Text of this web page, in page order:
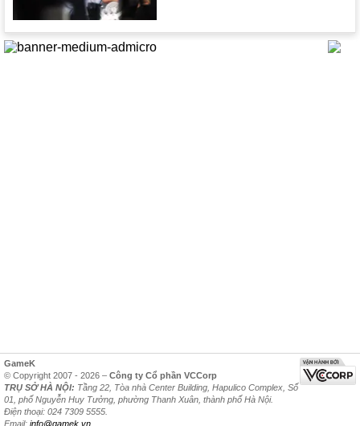
GameK
© Copyright 2007 - 2026 – Công ty Cổ phần VCCorp
TRỤ SỞ HÀ NỘI: Tầng 22, Tòa nhà Center Building, Hapulico Complex, Số
01, phố Nguyễn Huy Tưởng, phường Thanh Xuân, thành phố Hà Nội.
Điện thoại: 024 7309 5555.
Email: info@gamek.vn